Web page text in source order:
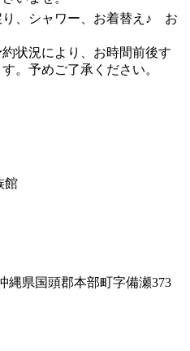
り、シャワー、お着替え♪ お
状況により、お時間前後す
。予めご了承ください。
館
縄県国頭郡本部町字備瀬373